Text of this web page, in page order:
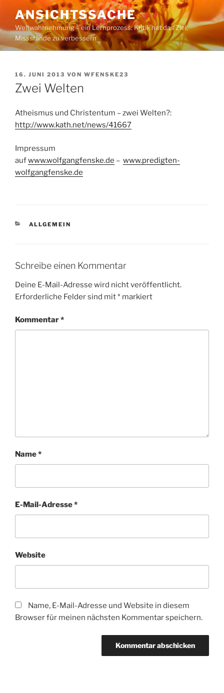
Inhalt
springen
ANSICHTSSACHE
Weltwahrnehmung – ein Lernprozess: Kritik hat das Ziel,
Missstände zu verbessern
VERÖFFENTLICHT
AM
16. JUNI 2013 VON WFENSKE23
Zwei Welten
Atheismus und Christentum – zwei Welten?:
http://www.kath.net/news/41667
Impressum
aufwww.wolfgangfenske.de – www.predigten-
wolfgangfenske.de
KATEGORIEN
ALLGEMEIN
Schreibe einen Kommentar
Deine E-Mail-Adresse wird nicht veröffentlicht.
Erforderliche Felder sind mit* markiert
Kommentar*
Name*
E-Mail-Adresse*
Website
Name, E-Mail-Adresse und Website in diesem
Browser für meinen nächsten Kommentar speichern.